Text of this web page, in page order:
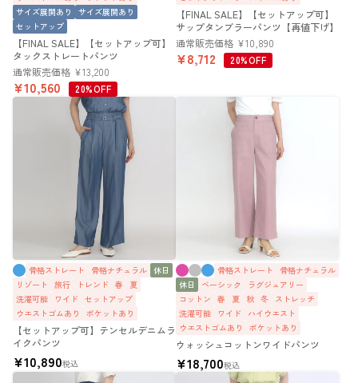
【FINAL SALE】【セットアップ可】
タックストレートパンツ
サイズ展開あり
サイズ展開あり
セットアップ
通常販売価格 ¥13,200
¥10,560 20%OFF
【FINAL SALE】【セットアップ可】
サップタンブラーパンツ【再値下げ】
通常販売価格 ¥10,890
¥8,712 20%OFF
【セットアップ可】テンセルデニムラ
イクパンツ
骨格ストレート 骨格ナチュラル 休日
リゾート
旅行 トレンド 春
夏
洗濯可能
ワイド セットアップ
ウエストゴムあり
ポケットあり
¥10,890税込
ウォッシュコットンワイドパンツ
骨格ストレート
骨格ナチュラル
休日
ベーシック
ラグジュアリー
コットン 春 夏 秋 冬 ストレッチ
洗濯可能
ワイド
ハイウエスト
ウエストゴムあり
ポケットあり
¥18,700税込